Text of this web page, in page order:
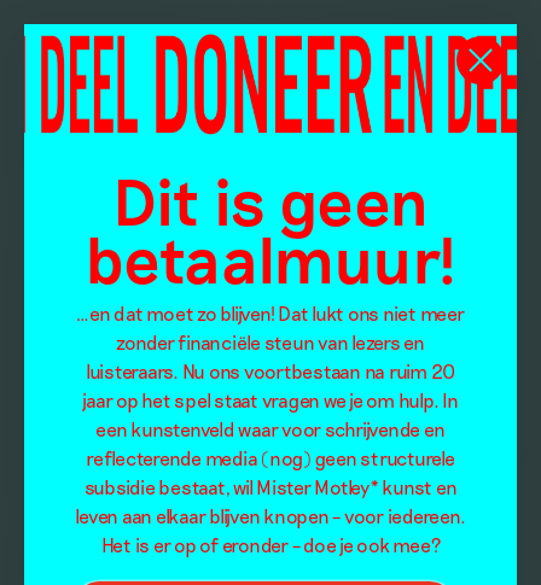
Dit is geen
betaalmuur!
…en dat moet zo blijven! Dat lukt ons niet meer
zonder financiële steun van lezers en
luisteraars. Nu ons voortbestaan na ruim 20
jaar op het spel staat vragen we je om hulp. In
een kunstenveld waar voor schrijvende en
reflecterende media (nog) geen structurele
subsidie bestaat, wil Mister Motley* kunst en
leven aan elkaar blijven knopen – voor iedereen.
Het is er op of eronder – doe je ook mee?